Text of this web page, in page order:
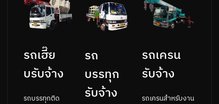
รถเฮี๊ย
บรับจ้าง
รถบรรทุกติด
รถ
บรรทุก
รับจ้าง
รถเครน
รับจ้าง
รถเครนสำหรับงาน